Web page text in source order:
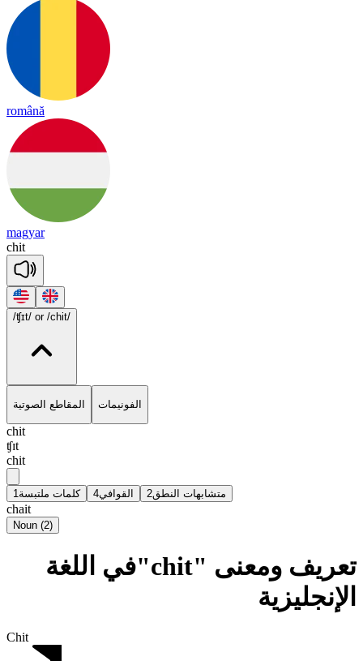
română
magyar
chit
/ʧɪt/ or /chit/
المقاطع الصوتية الفونيمات
chit
ʧɪt
chit
كلمات ملتبسة 1 القوافي4 متشابهات النطق2
chait
Noun (2)
تعريف ومعنى "chit"في اللغة
الإنجليزية
Chit